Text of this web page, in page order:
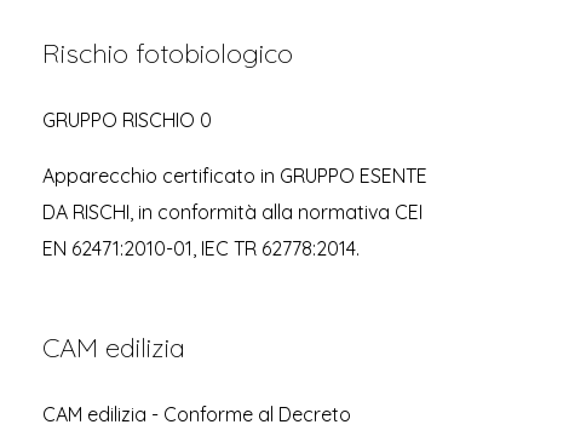
Rischio fotobiologico
GRUPPO RISCHIO 0
Apparecchio certificato in GRUPPO ESENTE
DA RISCHI, in conformità alla normativa CEI
EN 62471:2010-01, IEC TR 62778:2014.
CAM edilizia
CAM edilizia - Conforme al Decreto